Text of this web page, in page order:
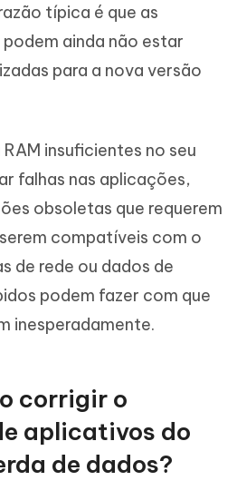
típica é que as
ainda não estar
para a nova versão
insuficientes no seu
falhas nas aplicações,
obsoletas que requerem
compatíveis com o
de rede ou dados de
podem fazer com que
inesperadamente.
corrigir o
aplicativos do
de dados?